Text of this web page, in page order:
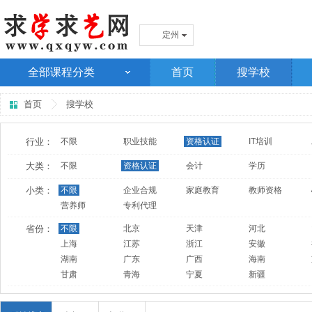
定州
全部课程分类 首页 搜学校
首页 搜学校
行业： 不限 职业技能 资格认证 IT培训
大类： 不限 资格认证 会计 学历
小类： 不限 企业合规 家庭教育 教师资格
营养师
专利代理
省份： 不限 北京 天津 河北
上海
江苏 浙江 安徽
湖南
广东 广西 海南
甘肃
青海 宁夏 新疆